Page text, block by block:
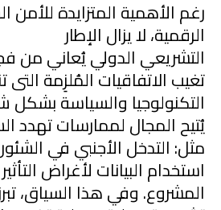
رغم الأهمية المتزايدة للأمن
الرقمية، لا يزال الإطار
التشريعي الدولييُعانيمن
تغيب الاتفاقيات المُلزِمة التى
التكنولوجيا والسياسة بشكل
يُتيح المجال لممارسات تهدد
مثل: التدخل الأجنب في
استخدام البيانات لأغراض
المشروع. وفيهذا السياق،